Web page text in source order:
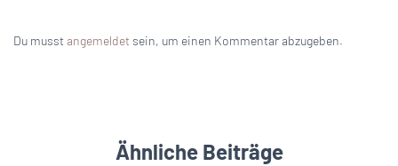
Du musst angemeldet sein, um einen Kommentar abzugeben.
Ähnliche Beiträge